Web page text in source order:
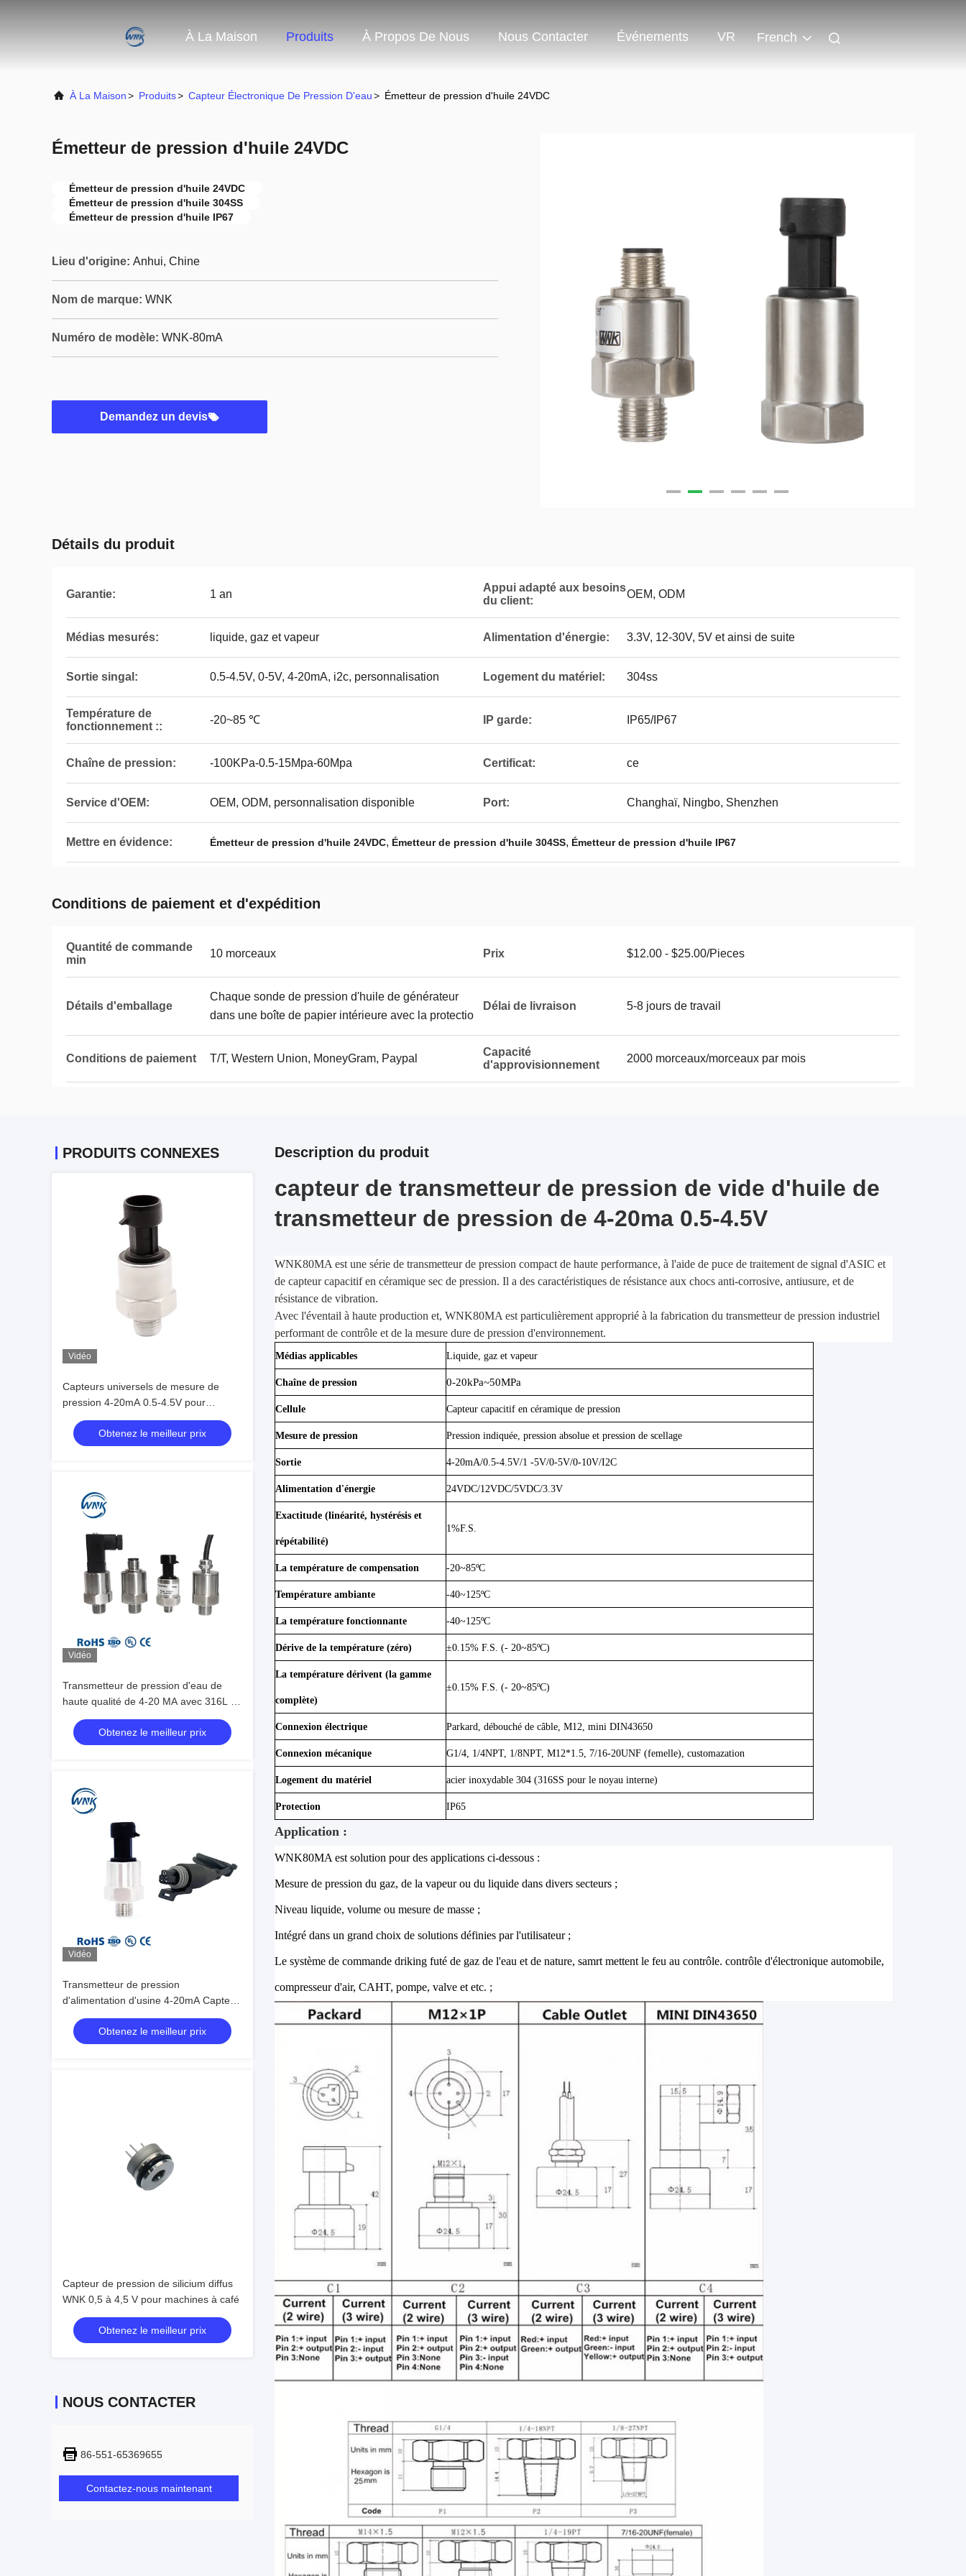
À La Maison Produits À Propos De Nous Nous Contacter Événements VR French
À La Maison> Produits> Capteur Électronique De Pression D'eau> Émetteur de pression d'huile 24VDC
Émetteur de pression d'huile 24VDC
Émetteur de pression d'huile 24VDC
Émetteur de pression d'huile 304SS
Émetteur de pression d'huile IP67
Lieu d'origine: Anhui, Chine
Nom de marque: WNK
Numéro de modèle: WNK-80mA
Demandez un devis
Détails du produit
Garantie: 1 an
Appui adapté aux besoins
du client:
OEM, ODM
Médias mesurés: liquide, gaz et vapeur Alimentation d'énergie: 3.3V, 12-30V, 5V et ainsi de suite
Sortie singal: 0.5-4.5V, 0-5V, 4-20mA, i2c, personnalisation Logement du matériel: 304ss
Température de
fonctionnement ::
-20~85 ℃ IP garde: IP65/IP67
Chaîne de pression: -100KPa-0.5-15Mpa-60Mpa Certificat: ce
Service d'OEM: OEM, ODM, personnalisation disponible Port: Changhaï, Ningbo, Shenzhen
Mettre en évidence: Émetteur de pression d'huile 24VDC, Émetteur de pression d'huile 304SS, Émetteur de pression d'huile IP67
Conditions de paiement et d'expédition
Quantité de commande
min
10 morceaux Prix $12.00 - $25.00/Pieces
Détails d'emballage
Chaque sonde de pression d'huile de générateur
dans une boîte de papier intérieure avec la protectio
Délai de livraison 5-8 jours de travail
Conditions de paiement T/T, Western Union, MoneyGram, Paypal
Capacité
d'approvisionnement
2000 morceaux/morceaux par mois
PRODUITS CONNEXES
Vidéo
Capteurs universels de mesure de
pression 4-20mA 0.5-4.5V pour
capteur de pression d'eau pour
carburant, huile, air, gaz
Obtenez le meilleur prix
Vidéo
Transmetteur de pression d'eau de
haute qualité de 4-20 MA avec 316L en
acier inoxydable IP65 pour le
climatiseur et le traitement de l'eau
Obtenez le meilleur prix
Vidéo
Transmetteur de pression
d'alimentation d'usine 4-20mA Capteur
de transducteur de pression Capteurs
de pression de carburant
Obtenez le meilleur prix
Capteur de pression de silicium diffus
WNK 0,5 à 4,5 V pour machines à café
Obtenez le meilleur prix
NOUS CONTACTER
86-551-65369655
Contactez-nous maintenant
Description du produit
capteur de transmetteur de pression de vide d'huile de
transmetteur de pression de 4-20ma 0.5-4.5V
WNK80MA est une série de transmetteur de pression compact de haute performance, à l'aide de puce de traitement de signal d'ASIC et
de capteur capacitif en céramique sec de pression. Il a des caractéristiques de résistance aux chocs anti-corrosive, antiusure, et de
résistance de vibration.
Avec l'éventail à haute production et, WNK80MA est particulièrement approprié à la fabrication du transmetteur de pression industriel
performant de contrôle et de la mesure dure de pression d'environnement.
Médias applicables Liquide, gaz et vapeur
Chaîne de pression 0-20kPa~50MPa
Cellule Capteur capacitif en céramique de pression
Mesure de pression Pression indiquée, pression absolue et pression de scellage
Sortie 4-20mA/0.5-4.5V/1 -5V/0-5V/0-10V/I2C
Alimentation d'énergie 24VDC/12VDC/5VDC/3.3V
Exactitude (linéarité, hystérésis et
répétabilité)
1%F.S.
La température de compensation -20~85ºC
Température ambiante -40~125ºC
La température fonctionnante -40~125ºC
Dérive de la température (zéro) ±0.15% F.S. (- 20~85ºC)
La température dérivent (la gamme
complète)
±0.15% F.S. (- 20~85ºC)
Connexion électrique Parkard, débouché de câble, M12, mini DIN43650
Connexion mécanique G1/4, 1/4NPT, 1/8NPT, M12*1.5, 7/16-20UNF (femelle), customazation
Logement du matériel acier inoxydable 304 (316SS pour le noyau interne)
Protection IP65
Application :
WNK80MA est solution pour des applications ci-dessous :
Mesure de pression du gaz, de la vapeur ou du liquide dans divers secteurs ;
Niveau liquide, volume ou mesure de masse ;
Intégré dans un grand choix de solutions définies par l'utilisateur ;
Le système de commande driking futé de gaz de l'eau et de nature, samrt mettent le feu au contrôle. contrôle d'électronique automobile,
compresseur d'air, CAHT, pompe, valve et etc. ;